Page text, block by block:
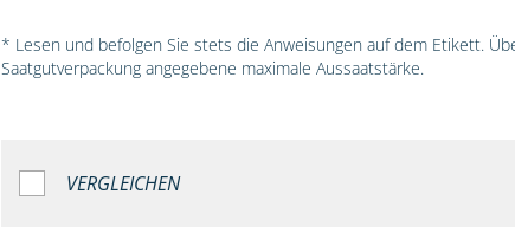
* Lesen und befolgen Sie stets die Anweisungen auf dem Etikett.
Saatgutverpackung angegebene maximale Aussaatstärke.
VERGLEICHEN